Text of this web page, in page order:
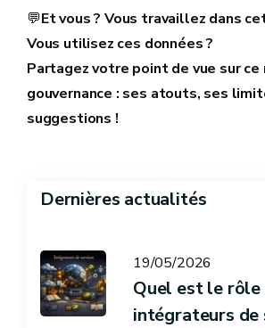
💬Et vous ? Vous travaillez dans
Vous utilisez ces données ?
Partagez votre point de vue sur ce
gouvernance : ses atouts, ses
suggestions !
Dernières actualités
19/05/2026
Quel est le rôle
intégrateurs de